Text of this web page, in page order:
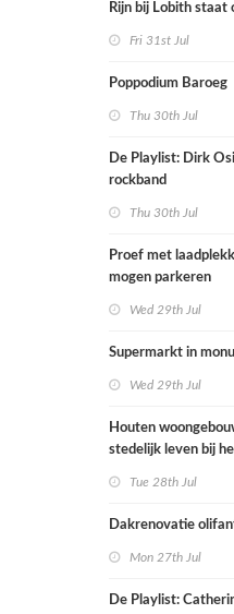
Rijn bij Lobith staat
Fri 31st Jul
Poppodium Baroeg
Thu 30th Jul
De Playlist: Dirk
rockband
Thu 30th Jul
Proef met
mogen parkeren
Wed 29th Jul
Supermarkt in
Wed 29th Jul
Houten
stedelijk leven bij
Tue 28th Jul
Dakrenovatie
Mon 27th Jul
De Playlist: